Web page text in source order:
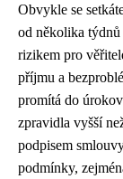
Obvykle se
od několika týdnů
rizikem pro
příjmu a
promítá do
zpravidla vyšší
podpisem
podmínky,